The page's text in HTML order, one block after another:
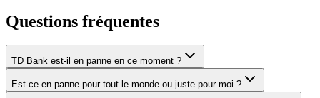
Questions fréquentes
TD Bank est-il en panne en ce moment ?
Est-ce en panne pour tout le monde ou juste pour moi ?